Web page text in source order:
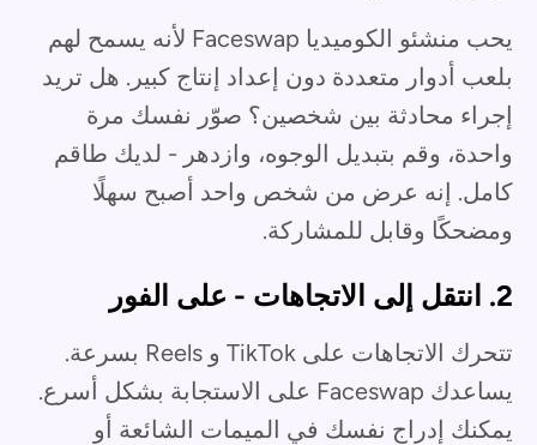
يحب منشئو الكوميديا Faceswap لأنه يسمح لهم
بلعب أدوار متعددة دون إعداد إنتاج كبير. هل تريد
إجراء محادثة بين شخصين؟ صوّر نفسك مرة
واحدة، وقم بتبديل الوجوه، وازدهر - لديك طاقم
كامل. إنه عرض من شخص واحد أصبح سهلًا
ومضحكًا وقابل للمشاركة.
2. انتقل إلى الاتجاهات - على الفور
تتحرك الاتجاهات على TikTok و Reels بسرعة.
يساعدك Faceswap على الاستجابة بشكل أسرع.
يمكنك إدراج نفسك في الميمات الشائعة أو